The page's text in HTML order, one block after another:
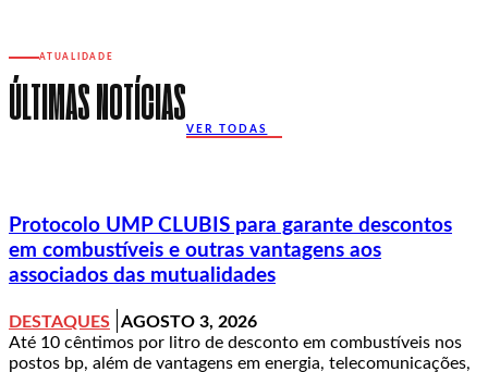
ATUALIDADE
ÚLTIMAS NOTÍCIASVER TODAS
Protocolo UMP CLUBIS para garante descontos
em combustíveis e outras vantagens aos
associados das mutualidades
DESTAQUES
AGOSTO 3, 2026
Até 10 cêntimos por litro de desconto em combustíveis nos
postos bp, além de vantagens em energia, telecomunicações,